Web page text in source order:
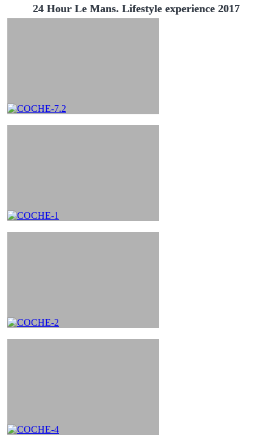
24 Hour Le Mans. Lifestyle experience 2017